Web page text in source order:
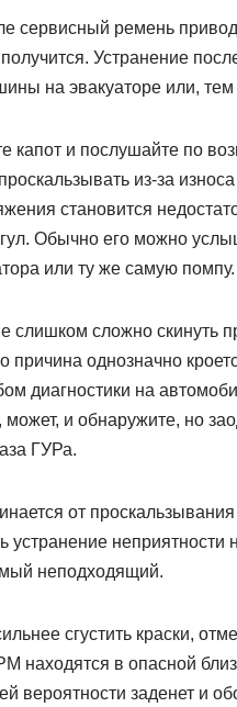
сервисный ремень
Устранение
на эвакуаторе или, тем
капот и послушайте по
из-за
становится
Обычно его можно
или ту же самую помпу.
слишком сложно скинуть
причина однозначно
диагностики на
и обнаружите, но
ГУРа.
от
устранение
неподходящий.
сгустить краски,
находятся в опасной
вероятности заденет и